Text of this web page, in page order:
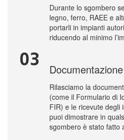
Durante lo sgombero
legno, ferro, RAEE e
portarli in impianti
riducendo al minimo
03
Rilasciamo la
(come il Formulario di
FIR) e le ricevute degli
puoi dimostrare in
sgombero è stato fatto